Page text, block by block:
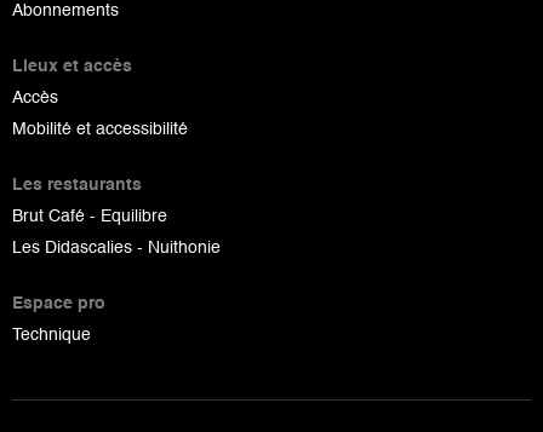
Abonnements
Lieux et accès
Accès
Mobilité et accessibilité
Les restaurants
Brut Café - Equilibre
Les Didascalies - Nuithonie
Espace pro
Technique